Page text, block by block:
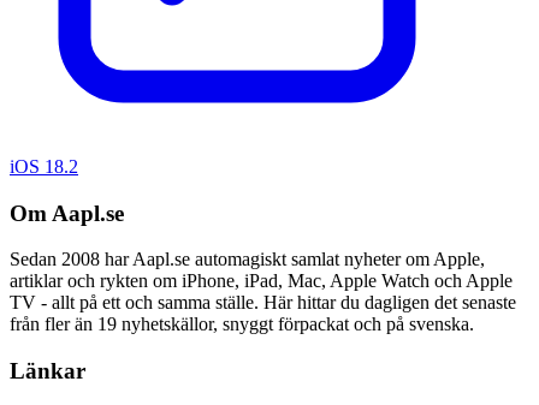
iOS 18.2
Om Aapl.se
Sedan 2008 har Aapl.se automagiskt samlat nyheter om Apple,
artiklar och rykten om iPhone, iPad, Mac, Apple Watch och Apple
TV - allt på ett och samma ställe. Här hittar du dagligen det senaste
från fler än 19 nyhetskällor, snyggt förpackat och på svenska.
Länkar